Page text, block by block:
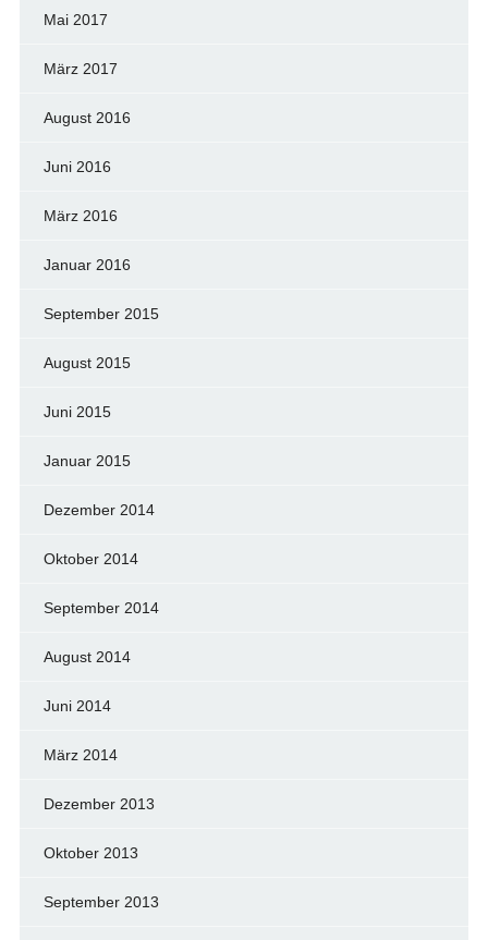
Mai 2017
März 2017
August 2016
Juni 2016
März 2016
Januar 2016
September 2015
August 2015
Juni 2015
Januar 2015
Dezember 2014
Oktober 2014
September 2014
August 2014
Juni 2014
März 2014
Dezember 2013
Oktober 2013
September 2013